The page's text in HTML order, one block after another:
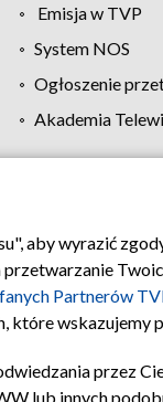
Emisja w TVP
System NOS
Ogłoszenie
Akademia
Regulamin TVP
aby wyrazić
Partnerów
które
przez
lub innych